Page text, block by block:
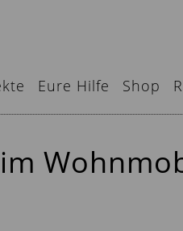
Eure Hilfe Shop